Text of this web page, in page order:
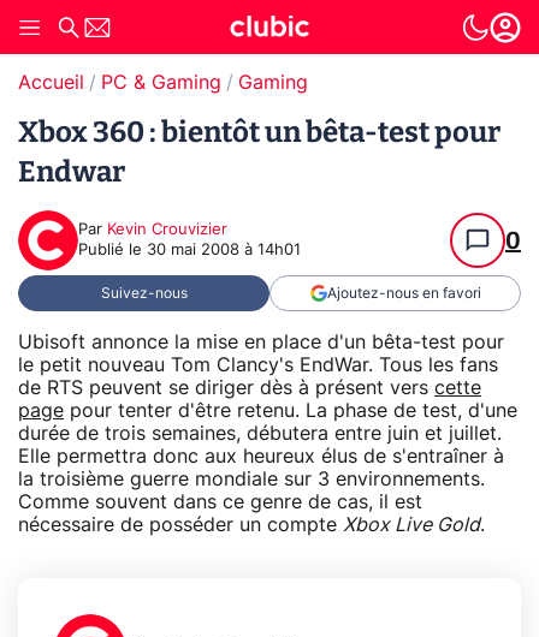
Accueil PC & Gaming Gaming
Xbox 360 : bientôt un bêta-test pour
Endwar
Par Kevin Crouvizier
Publié le 30 mai 2008 à 14h01 0
Suivez-nous Ajoutez-nous en favori
Ubisoft annonce la mise en place d'un bêta-test pour
le petit nouveau Tom Clancy's EndWar. Tous les fans
de RTS peuvent se diriger dès à présent vers cette
page pour tenter d'être retenu. La phase de test, d'une
durée de trois semaines, débutera entre juin et juillet.
Elle permettra donc aux heureux élus de s'entraîner à
la troisième guerre mondiale sur 3 environnements.
Comme souvent dans ce genre de cas, il est
nécessaire de posséder un compte Xbox Live Gold.